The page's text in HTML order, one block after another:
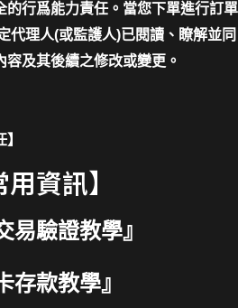
的行爲能力責任。當您下單進行訂單
代理人(或監護人)已閱讀、瞭解並同
及其後續之修改或變更。
用資訊】
易驗證教學』
存款教學』